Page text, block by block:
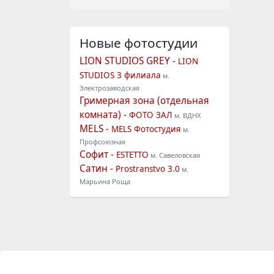
Новые фотостудии
LION STUDIOS GREY - LION
STUDIOS 3 филиала м.
Электрозаводская
Гримерная зона (отдельная
комната) - ФОТО ЗАЛ м. ВДНХ
MELS - MELS Фотостудия м.
Профсоюзная
Софит - ESTETTO м. Савеловская
Сатин - Prostranstvo 3.0 м.
Марьина Роща